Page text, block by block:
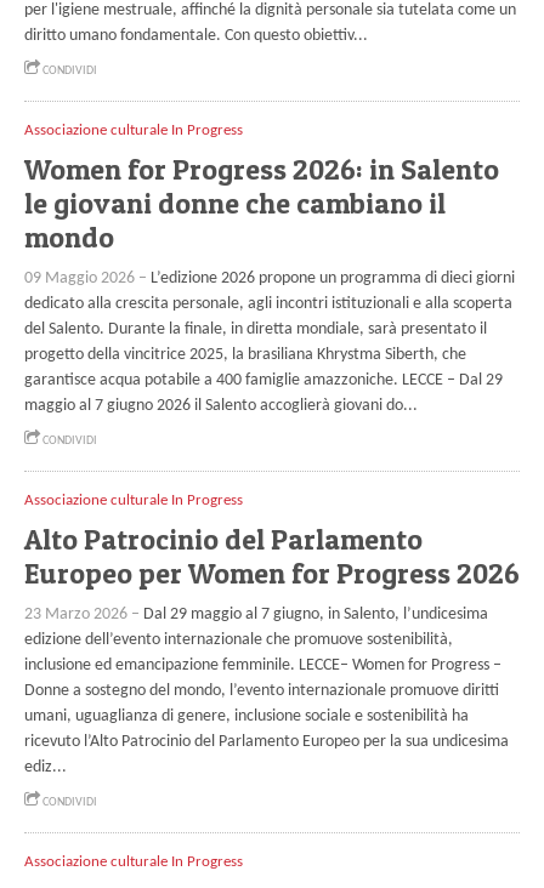
per l'igiene mestruale, affinché la dignità personale sia tutelata come un
diritto umano fondamentale. Con questo obiettiv...
CONDIVIDI
Associazione culturale In Progress
Women for Progress 2026: in Salento
le giovani donne che cambiano il
mondo
09 Maggio 2026 – L’edizione 2026 propone un programma di dieci giorni
dedicato alla crescita personale, agli incontri istituzionali e alla scoperta
del Salento. Durante la finale, in diretta mondiale, sarà presentato il
progetto della vincitrice 2025, la brasiliana Khrystma Siberth, che
garantisce acqua potabile a 400 famiglie amazzoniche. LECCE – Dal 29
maggio al 7 giugno 2026 il Salento accoglierà giovani do...
CONDIVIDI
Associazione culturale In Progress
Alto Patrocinio del Parlamento
Europeo per Women for Progress 2026
23 Marzo 2026 – Dal 29 maggio al 7 giugno, in Salento, l’undicesima
edizione dell’evento internazionale che promuove sostenibilità,
inclusione ed emancipazione femminile. LECCE– Women for Progress –
Donne a sostegno del mondo, l’evento internazionale promuove diritti
umani, uguaglianza di genere, inclusione sociale e sostenibilità ha
ricevuto l’Alto Patrocinio del Parlamento Europeo per la sua undicesima
ediz...
CONDIVIDI
Associazione culturale In Progress